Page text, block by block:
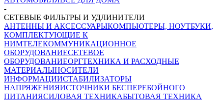
-
СЕТЕВЫЕ ФИЛЬТРЫ И УДЛИНИТЕЛИ
АНТЕННЫ И АКСЕССУАРЫКОМПЬЮТЕРЫ, НОУТБУКИ,
КОМПЛЕКТУЮЩИЕ К
НИМТЕЛЕКОММУНИКАЦИОННОЕ
ОБОРУДОВАНИЕСЕТЕВОЕ
ОБОРУДОВАНИЕОРГТЕХНИКА И РАСХОДНЫЕ
МАТЕРИАЛЫНОСИТЕЛИ
ИНФОРМАЦИИСТАБИЛИЗАТОРЫ
НАПРЯЖЕНИЯИСТОЧНИКИ БЕСПЕРЕБОЙНОГО
ПИТАНИЯСИЛОВАЯ ТЕХНИКАБЫТОВАЯ ТЕХНИКА